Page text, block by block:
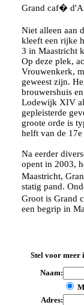
Grand caf�
Niet alleen aan
kleeft een rijke
3 in Maastricht
Op deze plek,
Vrouwenkerk,
geweest zijn.
brouwershuis
Lodewijk XIV al
gepleisterde
groote orde is
helft van de 17e
Na eerder
opent in 2003,
Maastricht,
statig pand.
Groot is Grand
een begrip in
Stel voor meer
Naam:
Adres: